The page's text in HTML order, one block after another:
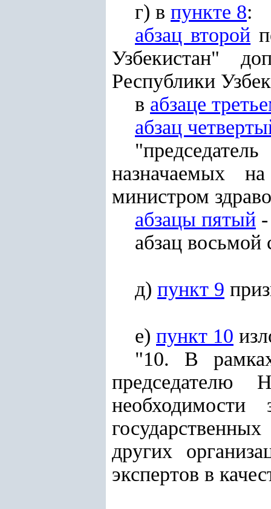
г) в пункте 8:
абзац второй
Узбекистан"
Республики
в абзаце
абзац
назначаемых
министром
абзацы пятый
абзац восьмой
д) пункт 9
е) пункт 10
"10. В рамках
председателю
необходимости
других
экспертов в